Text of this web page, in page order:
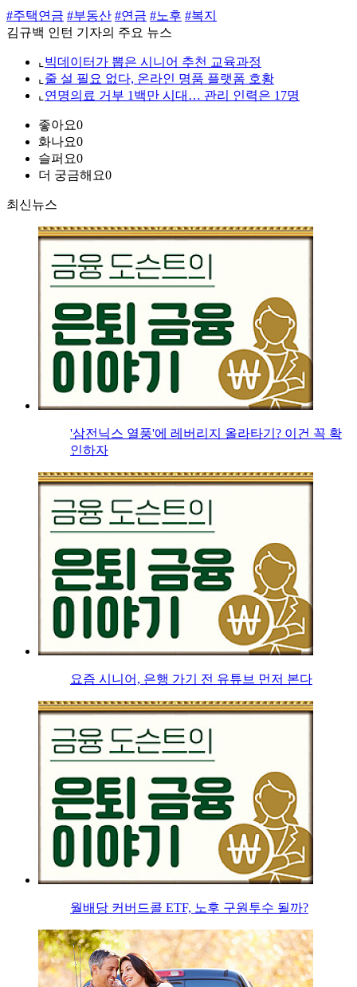
#주택연금 #부동산 #연금 #노후 #복지
김규백 인턴 기자의 주요 뉴스
⌞ 빅데이터가 뽑은 시니어 추천 교육과정
⌞ 줄 설 필요 없다, 온라인 명품 플랫폼 호황
⌞ 연명의료 거부 1백만 시대… 관리 인력은 17명
좋아요0
화나요0
슬퍼요0
더 궁금해요0
최신뉴스
'삼전닉스 열풍'에 레버리지 올라타기? 이건 꼭 확
인하자
요즘 시니어, 은행 가기 전 유튜브 먼저 본다
월배당 커버드콜 ETF, 노후 구원투수 될까?